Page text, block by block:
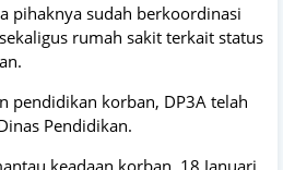
pihaknya sudah berkoordinasi
rumah sakit terkait status
pendidikan korban, DP3A telah
Pendidikan.
keadaan korban. 18 Januari